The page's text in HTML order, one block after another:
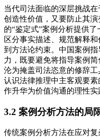
当代司法面临的深层挑战
创造性价值，又要防止其
的“鉴定式”案例分析提供
区分事实描述、规范解释
到方法论约束。中国案例
力，既要避免将指导案例
沦为掩盖司法恣意的修辞
认识法律推理中主客观要
作升华为价值沟通的理性实
3.2 案例分析方法的局
传统案例分析方法在应对